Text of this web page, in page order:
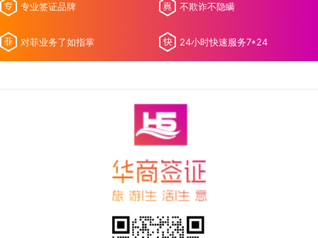
专业签证品牌 不欺诈不隐瞒
对菲业务了如指掌 24小时快速服务7*24